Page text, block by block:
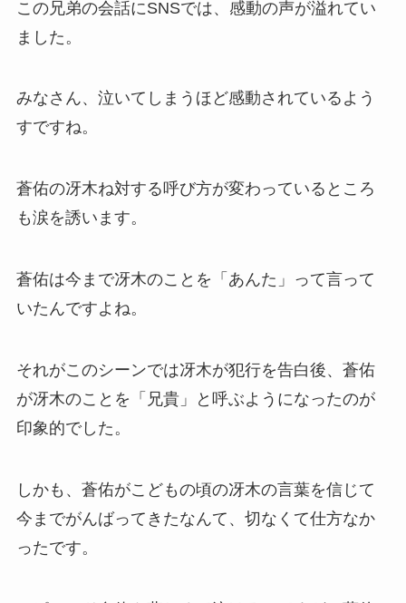
この兄弟の会話にSNSでは、感動の声が溢れてい
ました。
みなさん、泣いてしまうほど感動されているよう
すですね。
蒼佑の冴木ね対する呼び方が変わっているところ
も涙を誘います。
蒼佑は今まで冴木のことを「あんた」って言って
いたんですよね。
それがこのシーンでは冴木が犯行を告白後、蒼佑
が冴木のことを「兄貴」と呼ぶようになったのが
印象的でした。
しかも、蒼佑がこどもの頃の冴木の言葉を信じて
今までがんばってきたなんて、切なくて仕方なか
ったです。